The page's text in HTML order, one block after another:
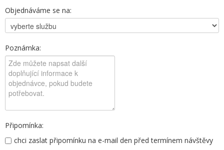
Objednáváme se na:
Poznámka:
Připomínka:
chci zaslat připomínku na e-mail den před termínem návštěvy